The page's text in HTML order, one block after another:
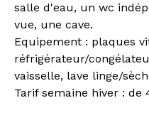
salle d'eau, un wc
vue, une cave.
Equipement : plaques
réfrigérateur/
vaisselle, lave linge/
Tarif semaine hiver : de